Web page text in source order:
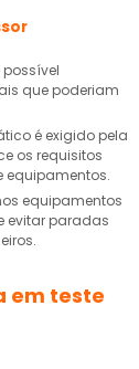
que poderiam
os requisitos
equipamentos.
evitar paradas
em teste